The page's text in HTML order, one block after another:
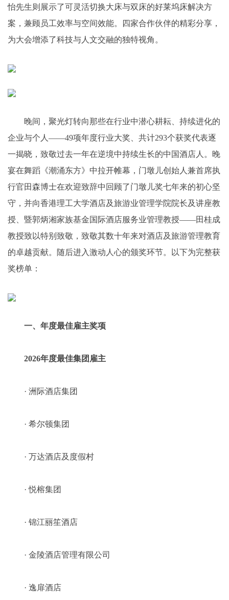
怡先生则展示了可灵活切换大床与双床的好莱坞床解决方
案，兼顾员工效率与空间效能。四家合作伙伴的精彩分享，
为大会增添了科技与人文交融的独特视角。
晚间，聚光灯转向那些在行业中潜心耕耘、持续进化的
企业与个人——49项年度行业大奖、共计293个获奖代表逐
一揭晓，致敬过去一年在逆境中持续生长的中国酒店人。晚
宴在舞蹈《潮涌东方》中拉开帷幕，门墩儿创始人兼首席执
行官田森博士在欢迎致辞中回顾了门墩儿奖七年来的初心坚
守，并向香港理工大学酒店及旅游业管理学院院长及讲座教
授、暨郭炳湘家族基金国际酒店服务业管理教授——田桂成
教授致以特别致敬，致敬其数十年来对酒店及旅游管理教育
的卓越贡献。随后进入激动人心的颁奖环节。以下为完整获
奖榜单：
一、年度最佳雇主奖项
2026年度最佳集团雇主
· 洲际酒店集团
· 希尔顿集团
· 万达酒店及度假村
· 悦榕集团
· 锦江丽笙酒店
· 金陵酒店管理有限公司
· 逸扉酒店